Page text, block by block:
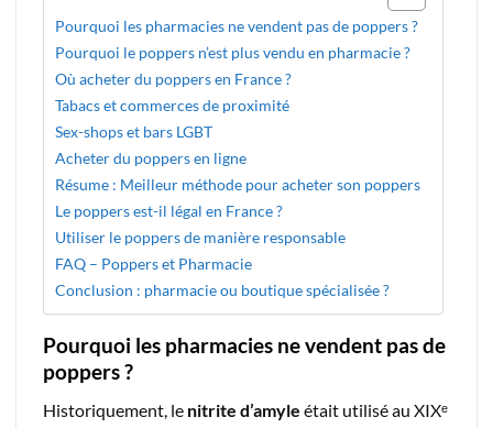
Pourquoi les pharmacies ne vendent pas de poppers ?
Pourquoi le poppers n’est plus vendu en pharmacie ?
Où acheter du poppers en France ?
Tabacs et commerces de proximité
Sex-shops et bars LGBT
Acheter du poppers en ligne
Résume : Meilleur méthode pour acheter son poppers
Le poppers est-il légal en France ?
Utiliser le poppers de manière responsable
FAQ – Poppers et Pharmacie
Conclusion : pharmacie ou boutique spécialisée ?
Pourquoi les pharmacies ne vendent pas de
poppers ?
Historiquement, le nitrite d’amyle était utilisé au XIXᵉ